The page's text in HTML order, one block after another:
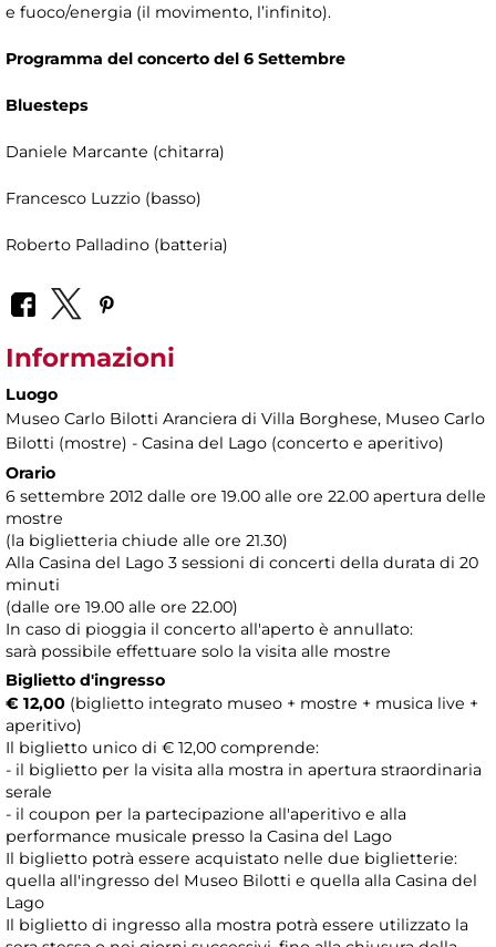
e fuoco/energia (il movimento, l’infinito).
Programma del concerto del 6 Settembre
Bluesteps
Daniele Marcante (chitarra)
Francesco Luzzio (basso)
Roberto Palladino (batteria)
Informazioni
Luogo
Museo Carlo Bilotti Aranciera di Villa Borghese, Museo Carlo
Bilotti (mostre) - Casina del Lago (concerto e aperitivo)
Orario
6 settembre 2012 dalle ore 19.00 alle ore 22.00 apertura delle
mostre
(la biglietteria chiude alle ore 21.30)
Alla Casina del Lago 3 sessioni di concerti della durata di 20
minuti
(dalle ore 19.00 alle ore 22.00)
In caso di pioggia il concerto all'aperto è annullato:
sarà possibile effettuare solo la visita alle mostre
Biglietto d'ingresso
€ 12,00 (biglietto integrato museo + mostre + musica live +
aperitivo)
Il biglietto unico di € 12,00 comprende:
- il biglietto per la visita alla mostra in apertura straordinaria
serale
- il coupon per la partecipazione all'aperitivo e alla
performance musicale presso la Casina del Lago
Il biglietto potrà essere acquistato nelle due biglietterie:
quella all'ingresso del Museo Bilotti e quella alla Casina del
Lago
Il biglietto di ingresso alla mostra potrà essere utilizzato la